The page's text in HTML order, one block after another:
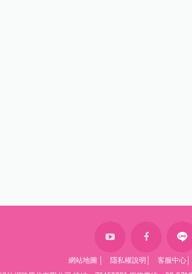
網站地圖 隱私權說明 客服中心